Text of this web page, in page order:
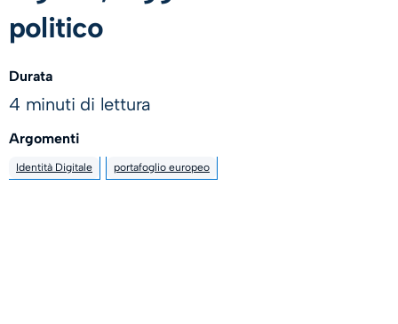
politico
Durata
4 minuti di lettura
Argomenti
Identità Digitale portafoglio europeo